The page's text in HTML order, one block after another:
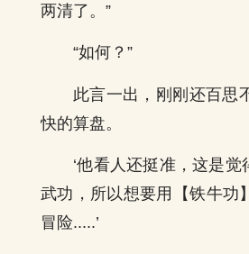
两清了。”
“如何？”
此言一出，刚刚还百思
快的算盘。
‘他看人还挺准，这是
武功，所以想要用【铁牛功
冒险.....’